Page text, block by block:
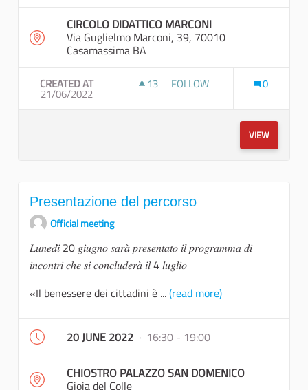
CIRCOLO DIDATTICO MARCONI
Via Guglielmo Marconi, 39, 70010
Casamassima BA
CREATED AT
21/06/2022
13 13 FOLLOWERS
FOLLOW 0
VIEW
Presentazione del percorso
Official meeting
𝐿𝑢𝑛𝑒𝑑𝑖̀ 20 𝑔𝑖𝑢𝑔𝑛𝑜 𝑠𝑎𝑟𝑎̀ 𝑝𝑟𝑒𝑠𝑒𝑛𝑡𝑎𝑡𝑜 𝑖𝑙 𝑝𝑟𝑜𝑔𝑟𝑎𝑚𝑚𝑎 𝑑𝑖
𝑖𝑛𝑐𝑜𝑛𝑡𝑟𝑖 𝑐ℎ𝑒 𝑠𝑖 𝑐𝑜𝑛𝑐𝑙𝑢𝑑𝑒𝑟𝑎̀ 𝑖𝑙 4 𝑙𝑢𝑔𝑙𝑖𝑜
«Il benessere dei cittadini è ...(read more)
20 JUNE 2022 · 16:30 - 19:00
CHIOSTRO PALAZZO SAN DOMENICO
Gioia del Colle